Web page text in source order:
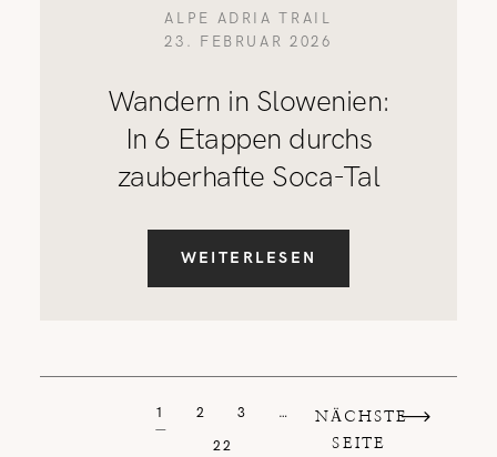
ALPE ADRIA TRAIL
23. FEBRUAR 2026
Wandern in Slowenien:
In 6 Etappen durchs
zauberhafte Soca-Tal
WEITERLESEN
1 2 3
…
22
NÄCHSTE
SEITE